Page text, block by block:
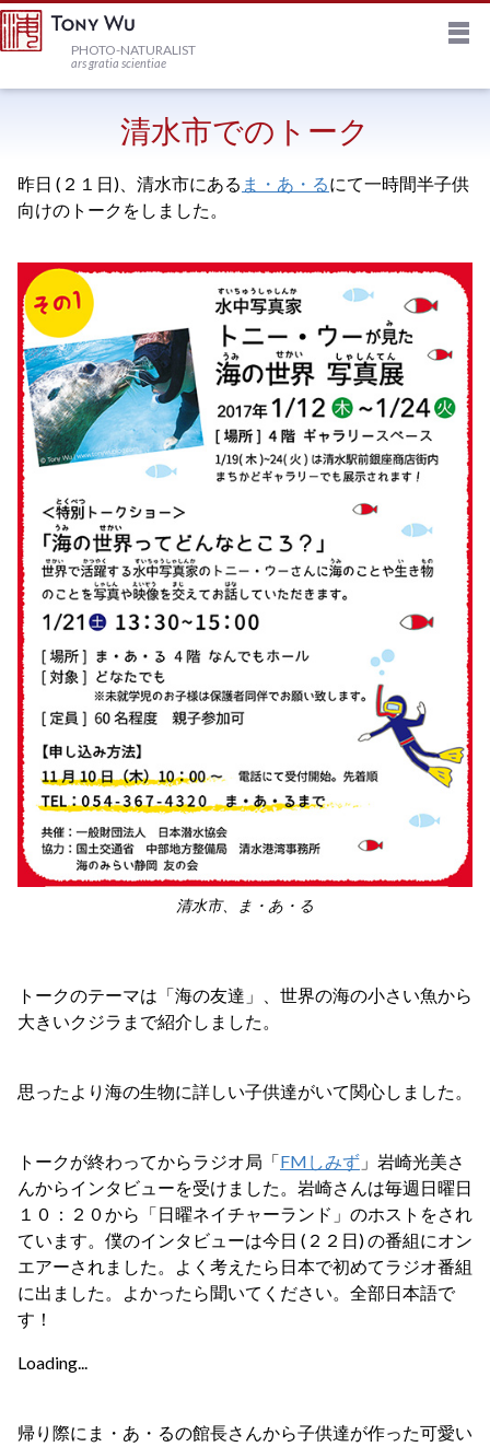
HOME
NEWSLETTER
STOCK
TRIPS
PROFILE
PHOTO-NATURALIST
ars gratia scientiae
清水市でのトーク
昨日 (２１日)、清水市にある ま・あ・るにて一時間半子供
向けのトークをしました。
清水市、ま・あ・る
トークのテーマは「海の友達」、世界の海の小さい魚から
大きいクジラまで紹介しました。
思ったより海の生物に詳しい子供達がいて関心しました。
トークが終わってからラジオ局「FMしみず 」岩崎光美さ
んからインタビューを受けました。岩崎さんは毎週日曜日
１０：２０から「日曜ネイチャーランド」のホストをされ
ています。僕のインタビューは今日 (２２日) の番組にオン
エアーされました。よく考えたら日本で初めてラジオ番組
に出ました。よかったら聞いてください。全部日本語で
す！
Loading...
帰り際にま・あ・るの館長さんから子供達が作った可愛い